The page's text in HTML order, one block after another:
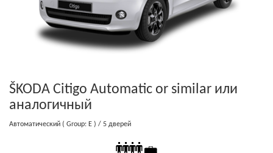
ŠKODA Citigo Automatic or similar или
аналогичный
Автоматический ( Group: E ) / 5 дверей